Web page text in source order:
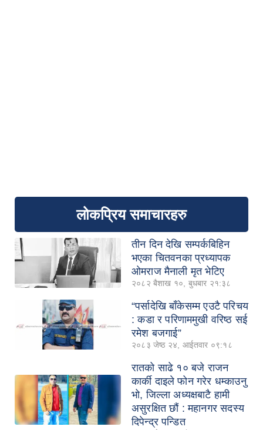
लोकप्रिय समाचारहरु
तीन दिन देखि सम्पर्कबिहिन
भएका चितवनका प्रध्यापक
ओमराज मैनाली मृत भेटिए
२०८२ बैशाख १०, बुधबार २१:३८
“पर्सादेखि बाँकेसम्म एउटै परिचय
: कडा र परिणाममुखी वरिष्ठ सई
रमेश बजगाई”
२०८३ जेष्ठ २४, आईतवार ०९:१८
रातको साढे १० बजे राजन
कार्की दाइले फोन गरेर धम्काउनु
भो, जिल्ला अध्यक्षबाटै हामी
असुरक्षित छौं : महानगर सदस्य
दिपेन्द्र पन्डित